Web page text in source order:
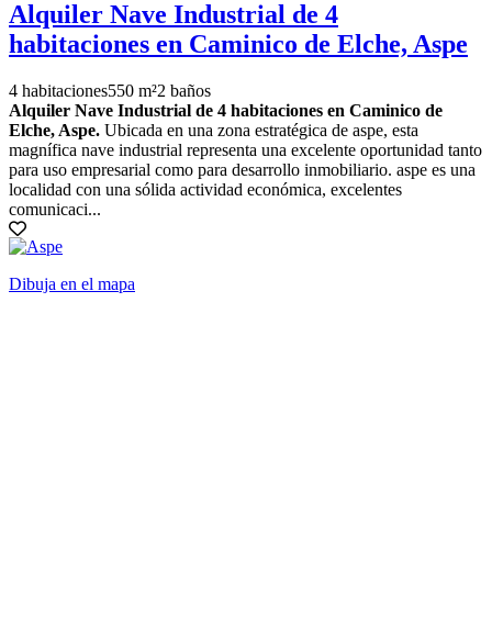
Alquiler Nave Industrial de 4
habitaciones en Caminico de Elche, Aspe
4 habitaciones550 m²2 baños
Alquiler Nave Industrial de 4 habitaciones en Caminico de
Elche, Aspe. Ubicada en una zona estratégica de aspe, esta
magnífica nave industrial representa una excelente oportunidad tanto
para uso empresarial como para desarrollo inmobiliario. aspe es una
localidad con una sólida actividad económica, excelentes
comunicaci...
Dibuja en el mapa